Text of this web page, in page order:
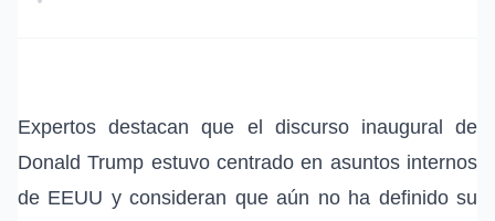
Expertos destacan que el discurso inaugural de
Donald Trump estuvo centrado en asuntos internos
de EEUU y consideran que aún no ha definido su